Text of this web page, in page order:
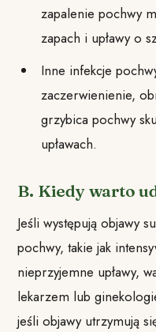
zapalenie pochwy
zapach i upławy o
Inne infekcje
zaczerwienienie,
grzybica pochwy
upławach.
B. Kiedy warto
Jeśli występują objawy
pochwy, takie jak
nieprzyjemne upławy,
lekarzem lub
jeśli objawy utrzymują